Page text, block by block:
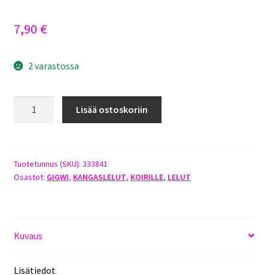
7,90 €
2 varastossa
määrä
Lisää ostoskoriin
Tuotetunnus (SKU): 333841
Osastot: GIGWI, KANGASLELUT, KOIRILLE, LELUT
Kuvaus
Lisätiedot